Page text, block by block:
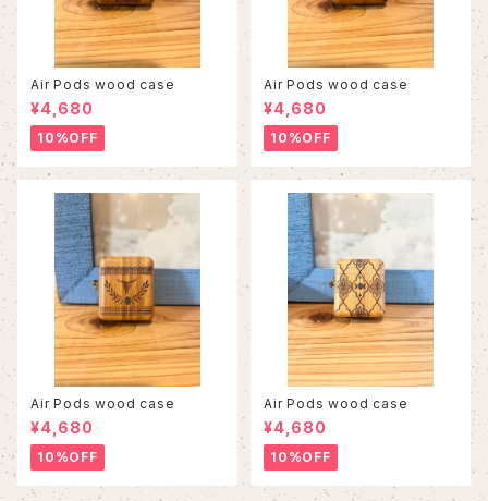
Air Pods wood case
¥4,680
10%OFF
Air Pods wood case
¥4,680
10%OFF
Air Pods wood case
¥4,680
10%OFF
Air Pods wood case
¥4,680
10%OFF